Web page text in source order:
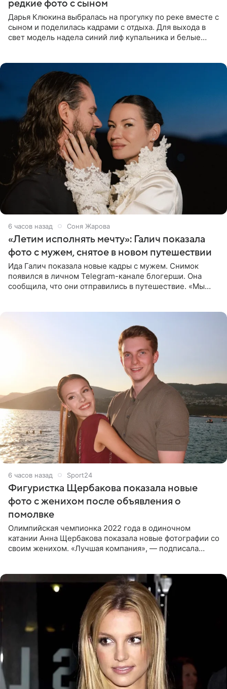
редкие фото с сыном
Дарья Клюкина выбралась на прогулку по реке вместе с
сыном и поделилась кадрами с отдыха. Для выхода в
свет модель надела синий лиф купальника и белые
6 часов назад Соня Жарова
«Летим исполнять мечту»: Галич показала
фото с мужем, снятое в новом путешествии
Ида Галич показала новые кадры с мужем. Снимок
появился в личном Telegram-канале блогерши. Она
сообщила, что они отправились в путешествие. «Мы
6 часов назад Sport24
Фигуристка Щербакова показала новые
фото с женихом после объявления о
помолвке
Олимпийская чемпионка 2022 года в одиночном
катании Анна Щербакова показала новые фотографии со
своим женихом. «Лучшая компания», — подписала